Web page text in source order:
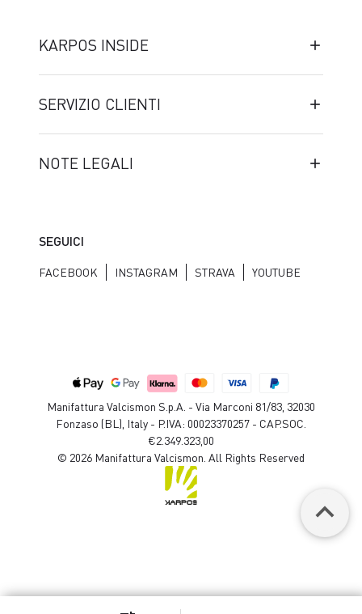
KARPOS INSIDE
SERVIZIO CLIENTI
NOTE LEGALI
SEGUICI
FACEBOOK INSTAGRAM STRAVA YOUTUBE
Manifattura Valcismon S.p.A. - Via Marconi 81/83, 32030
Fonzaso (BL), Italy - P.IVA: 00023370257 - CAP.SOC.
€2.349.323,00
© 2026 Manifattura Valcismon. All Rights Reserved
keyboard_arrow_up